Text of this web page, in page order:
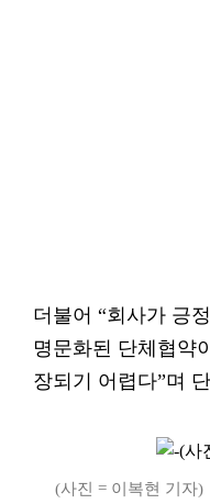
더불어 “회사가 긍
명문화된 단체협약
장되기 어렵다”며
(사진 = 이복현 기자)